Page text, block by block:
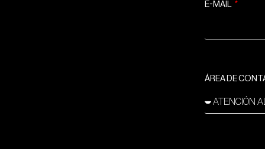
E-MAIL
ÁREA DE